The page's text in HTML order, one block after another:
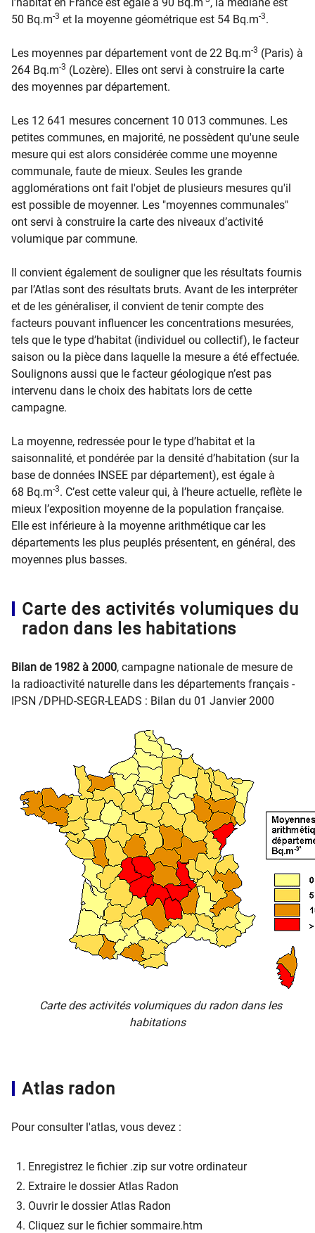
50 Bq.m-3 et la moyenne géométrique est 54 Bq.m-3.
Les moyennes par département vont de 22 Bq.m-3 (Paris) à
264 Bq.m-3 (Lozère). Elles ont servi à construire la carte
des moyennes par département.
Les 12 641 mesures concernent 10 013 communes. Les
petites communes, en majorité, ne possèdent qu'une seule
mesure qui est alors considérée comme une moyenne
communale, faute de mieux. Seules les grande
agglomérations ont fait l'objet de plusieurs mesures qu'il
est possible de moyenner. Les "moyennes communales"
ont servi à construire la carte des niveaux d’activité
volumique par commune.
Il convient également de souligner que les résultats fournis
par l’Atlas sont des résultats bruts. Avant de les interpréter
et de les généraliser, il convient de tenir compte des
facteurs pouvant influencer les concentrations mesurées,
tels que le type d’habitat (individuel ou collectif), le facteur
saison ou la pièce dans laquelle la mesure a été effectuée.
Soulignons aussi que le facteur géologique n’est pas
intervenu dans le choix des habitats lors de cette
campagne.
La moyenne, redressée pour le type d’habitat et la
saisonnalité, et pondérée par la densité d’habitation (sur la
base de données INSEE par département), est égale à
68 Bq.m-3. C’est cette valeur qui, à l’heure actuelle, reflète le
mieux l’exposition moyenne de la population française.
Elle est inférieure à la moyenne arithmétique car les
départements les plus peuplés présentent, en général, des
moyennes plus basses.
Carte des activités volumiques du
radon dans les habitations
Bilan de 1982 à 2000, campagne nationale de mesure de
la radioactivité naturelle dans les départements français -
IPSN /DPHD-SEGR-LEADS : Bilan du 01 Janvier 2000
Carte des activités volumiques du radon dans les
habitations
Atlas radon
Pour consulter l'atlas, vous devez :
Enregistrez le fichier .zip sur votre ordinateur
Extraire le dossier Atlas Radon
Ouvrir le dossier Atlas Radon
Cliquez sur le fichier sommaire.htm